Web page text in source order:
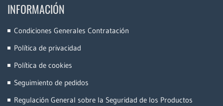
INFORMACIÓN
Condiciones Generales Contratación
Política de privacidad
Política de cookies
Seguimiento de pedidos
Regulación General sobre la Seguridad de los Productos